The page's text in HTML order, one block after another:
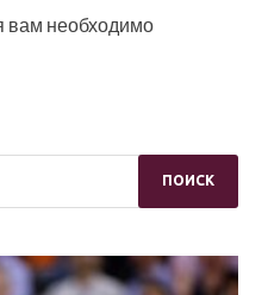
вам необходимо